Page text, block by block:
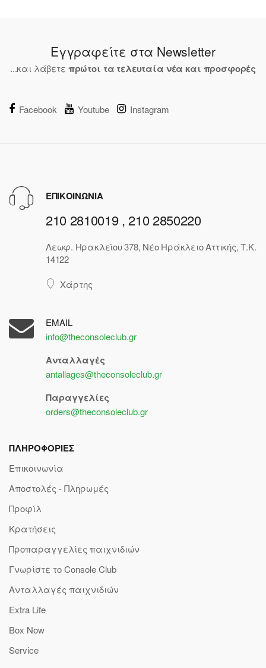
Εγγραφείτε στα Newsletter
...και λάβετε πρώτοι τα τελευταία νέα και προσφορές
Facebook Youtube Instagram
ΕΠΙΚΟΙΝΩΝΙΑ
210 2810019 , 210 2850220
Λεωφ. Ηρακλείου 378, Νέο Ηράκλειο Αττικής, Τ.Κ.
14122
Χάρτης
EMAIL
info@theconsoleclub.gr
Ανταλλαγές
antallages@theconsoleclub.gr
Παραγγελίες
orders@theconsoleclub.gr
ΠΛΗΡΟΦΟΡΙΕΣ
Επικοινωνία
Αποστολές - Πληρωμές
Προφίλ
Κρατήσεις
Προπαραγγελίες παιχνιδιών
Γνωρίστε το Console Club
Ανταλλαγές παιχνιδιών
Extra Life
Box Now
Service